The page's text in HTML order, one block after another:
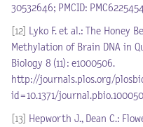
30532646; PMCID:
[12]
Lyko F. et al.: The Honey
Methylation of Brain DNA in
Biology 8 (11): e1000506.
http://journals.plos.org/
id=10.1371/
[13] Hepworth J., Dean C.: